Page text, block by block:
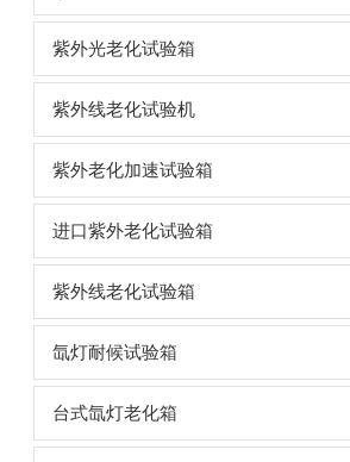
紫外光老化试验箱
紫外线老化试验机
紫外老化加速试验箱
进口紫外老化试验箱
紫外线老化试验箱
氙灯耐候试验箱
台式氙灯老化箱